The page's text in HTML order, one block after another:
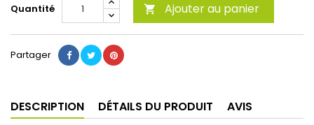
Quantité  Ajouter au panier
Partager
DESCRIPTION DÉTAILS DU PRODUIT AVIS